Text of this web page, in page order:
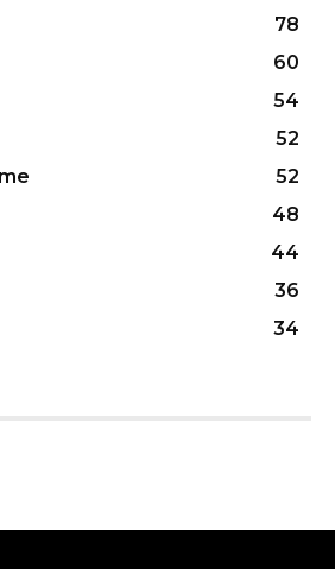
78
60
54
52
52
48
44
36
34